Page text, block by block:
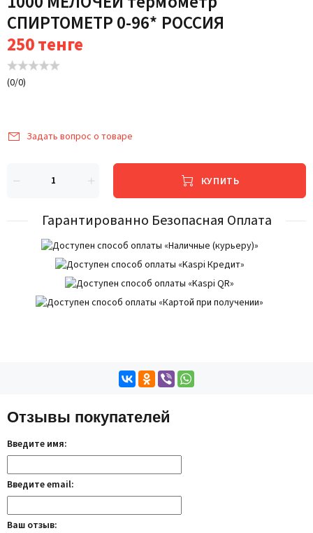
СПИРТОМЕТР 0-96* РОССИЯ
250тенге
(0/0)
Задать вопрос о товаре
КУПИТЬ
Гарантированно Безопасная Оплата
Отзывы покупателей
Введите имя:
Введите email:
Ваш отзыв: